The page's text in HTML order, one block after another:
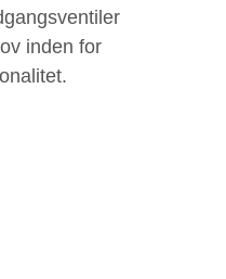
inden for